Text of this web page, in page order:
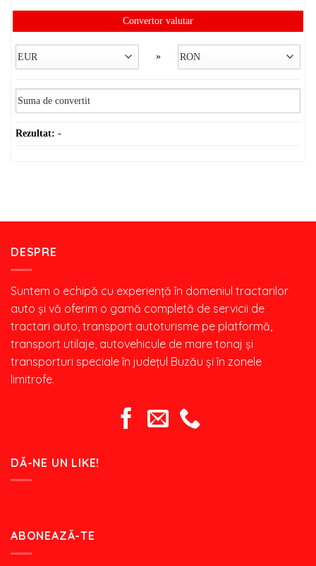
Convertor valutar
»
Rezultat: -
DESPRE
Suntem o echipă cu experiență în domeniul tractarilor
auto și vă oferim o gamă completă de servicii de
tractari auto, transport autoturisme pe platformă,
transport utilaje, autovehicule de mare tonaj şi
transporturi speciale în județul Buzău și în zonele
limitrofe.
DĂ-NE UN LIKE!
ABONEAZĂ-TE